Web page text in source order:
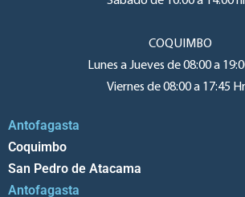
COQUIMBO
Lunes a Jueves de 08:00 a
Viernes de 08:00 a 17:45
Antofagasta
Coquimbo
San Pedro de Atacama
Antofagasta